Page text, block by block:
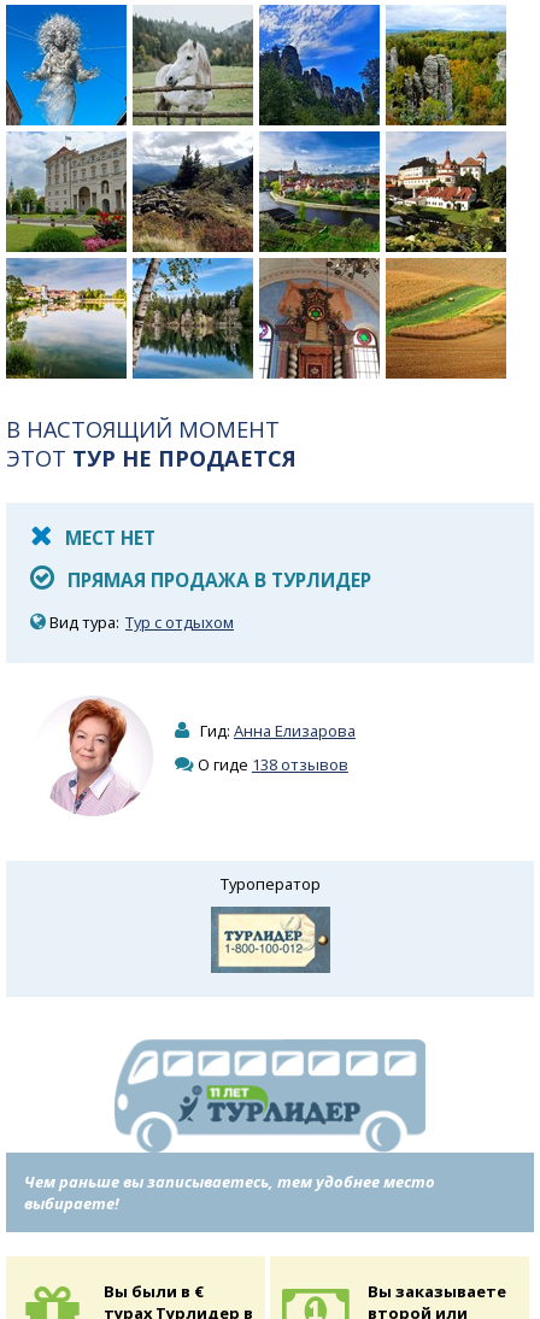
В НАСТОЯЩИЙ МОМЕНТ
ЭТОТ ТУР НЕ ПРОДАЕТСЯ
МЕСТ НЕТ
ПРЯМАЯ ПРОДАЖА В ТУРЛИДЕР
Вид тура: Тур с отдыхом
Гид: Анна Елизарова
О гиде 138 отзывов
Туроператор
Чем раньше вы записываетесь, тем удобнее место
выбираете!
Вы были в €
турах Турлидер в
Вы заказываете
второй или